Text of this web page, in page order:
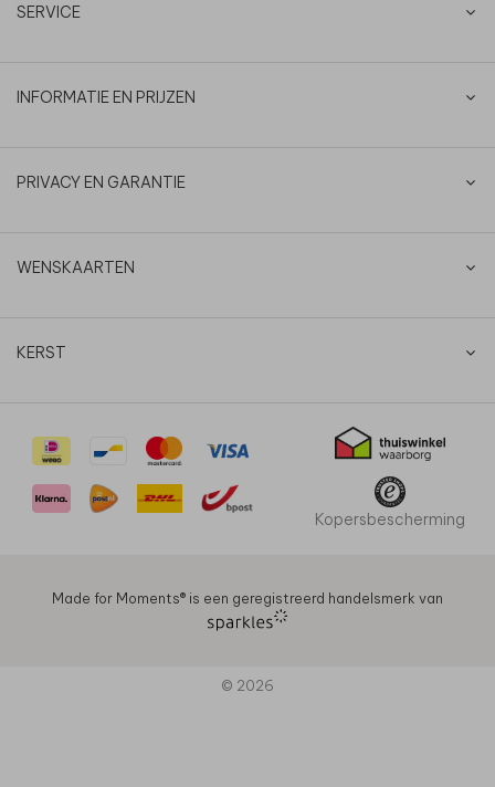
SERVICE
INFORMATIE EN PRIJZEN
PRIVACY EN GARANTIE
WENSKAARTEN
KERST
Kopersbescherming
Made for Moments®️ is een geregistreerd handelsmerk van
© 2026